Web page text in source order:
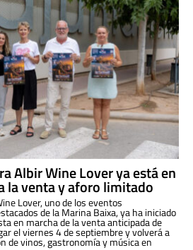
Albir Wine Lover ya está en
la venta y aforo limitado
Lover, uno de los eventos
de la Marina Baixa, ya ha iniciado
en marcha de la venta anticipada de
el viernes 4 de septiembre y volverá a
de vinos, gastronomía y música en